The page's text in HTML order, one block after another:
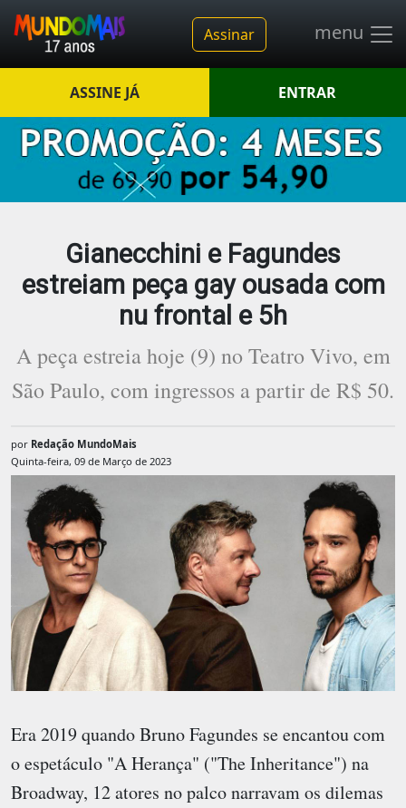
Assinar menu
ASSINE JÁ ENTRAR
Gianecchini e Fagundes
estreiam peça gay ousada com
nu frontal e 5h
A peça estreia hoje (9) no Teatro Vivo, em
São Paulo, com ingressos a partir de R$ 50.
por Redação MundoMais
Quinta-feira, 09 de Março de 2023
Era 2019 quando Bruno Fagundes se encantou com
o espetáculo "A Herança" ("The Inheritance") na
Broadway, 12 atores no palco narravam os dilemas